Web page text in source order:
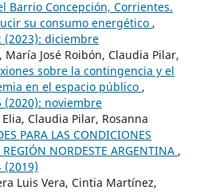
Barrio Concepción, Corrientes.
su consumo energético ,
diciembre
José Roibón, Claudia Pilar,
sobre la contingencia y el
en el espacio público ,
noviembre
Claudia Pilar, Rosanna
PARA LAS CONDICIONES
NORDESTE ARGENTINA ,
Luis Vera, Cintia Martínez,